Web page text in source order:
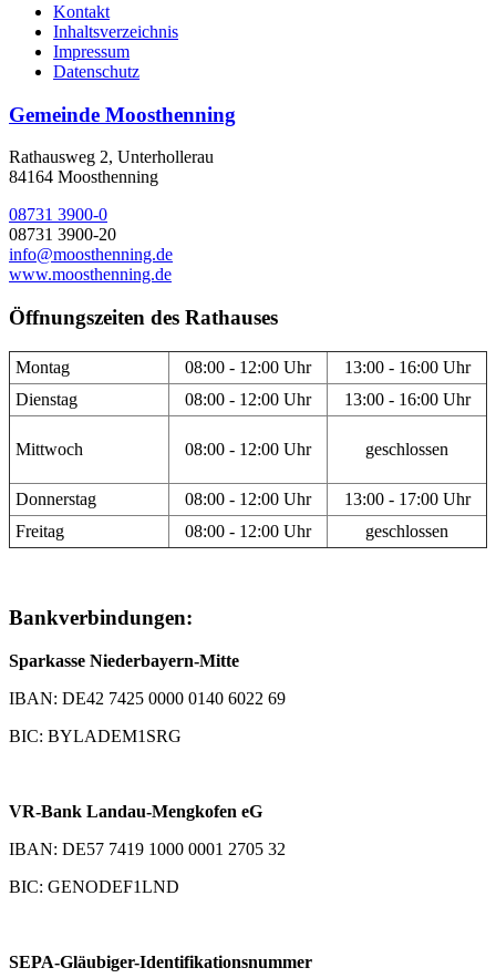
Kontakt
Inhaltsverzeichnis
Impressum
Datenschutz
Gemeinde Moosthenning
Rathausweg 2, Unterhollerau
84164 Moosthenning
08731 3900-0
08731 3900-20
info@moosthenning.de
www.moosthenning.de
Öffnungszeiten des Rathauses
Montag 08:00 - 12:00 Uhr
13:00 - 16:00 Uhr
Dienstag
08:00 - 12:00 Uhr 13:00 - 16:00 Uhr
Mittwoch 08:00 - 12:00 Uhr geschlossen
Donnerstag 08:00 - 12:00 Uhr
13:00 - 17:00 Uhr
Freitag
08:00 - 12:00 Uhr geschlossen
Bankverbindungen:
Sparkasse Niederbayern-Mitte
IBAN: DE42 7425 0000 0140 6022 69
BIC: BYLADEM1SRG
VR-Bank Landau-Mengkofen eG
IBAN: DE57 7419 1000 0001 2705 32
BIC: GENODEF1LND
SEPA-Gläubiger-Identifikationsnummer